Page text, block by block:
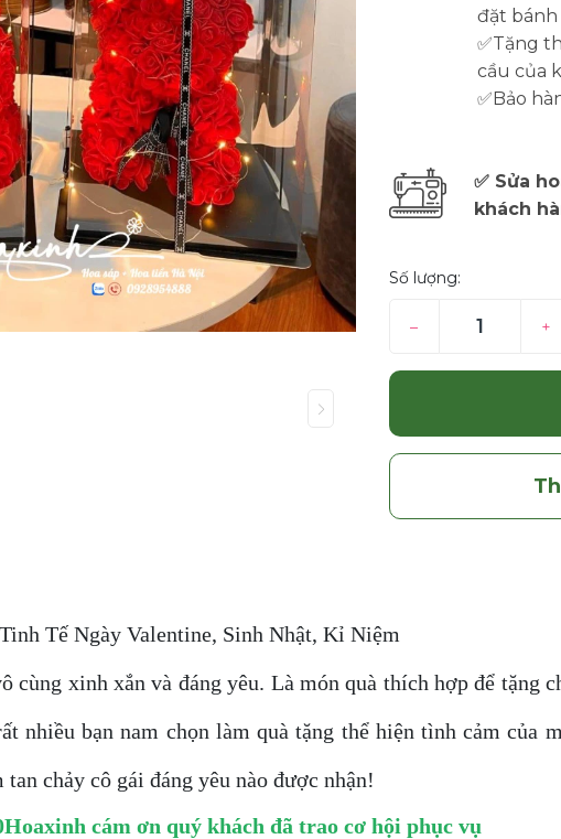
đặt bánh
✅Tặng
cầu của
✅Bảo
✅ Sửa
khách
Số lượng:
– +
Tế Ngày Valentine, Sinh Nhật, Kỉ Niệm
cùng xinh xắn và đáng yêu. Là món quà thích hợp để tặng
nhiều bạn nam chọn làm quà tặng thể hiện tình cảm của
chảy cô gái đáng yêu nào được nhận!
cám ơn quý khách đã trao cơ hội phục vụ